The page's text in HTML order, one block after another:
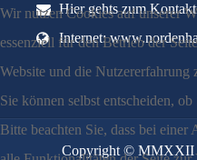
Hier gehts zum
Internet:
Copyright © MMXXII
Wir nutzen Cookies auf unserer
essenziell für den Betrieb der
Website und die Nutzererfahrung
Sie können selbst entscheiden,
Bitte beachten Sie, dass bei